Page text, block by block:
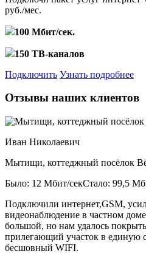
руб./мес.
100 Мбит/сек.
150 ТВ-каналов
Подключить Узнать подробнее
Отзывы наших клиентов
Иван Николаевич
Мытищи, коттеджный посёлок
Было: 12 Мбит/секСтало: 99,5
Подключили интернет,GSM,
видеонаблюдение в частном
большой, но нам удалось
прилегающий участок в единую
бесшовный WIFI.